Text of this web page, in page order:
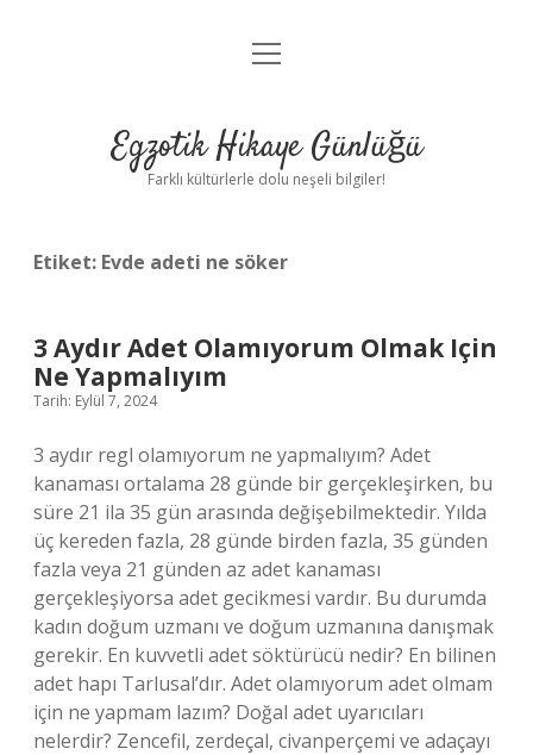
Anasayfa
Yasal Uyarı
menüyü
Egzotik Hikaye Günlüğü
Farklı kültürlerle dolu neşeli bilgiler!
Etiket: Evde adeti ne söker
3 Aydır Adet Olamıyorum Olmak Için
Ne Yapmalıyım
Tarih: Eylül 7, 2024
3 aydır regl olamıyorum ne yapmalıyım? Adet
kanaması ortalama 28 günde bir gerçekleşirken, bu
süre 21 ila 35 gün arasında değişebilmektedir. Yılda
üç kereden fazla, 28 günde birden fazla, 35 günden
fazla veya 21 günden az adet kanaması
gerçekleşiyorsa adet gecikmesi vardır. Bu durumda
kadın doğum uzmanı ve doğum uzmanına danışmak
gerekir. En kuvvetli adet söktürücü nedir? En bilinen
adet hapı Tarlusal’dır. Adet olamıyorum adet olmam
için ne yapmam lazım? Doğal adet uyarıcıları
nelerdir? Zencefil, zerdeçal, civanperçemi ve adaçayı